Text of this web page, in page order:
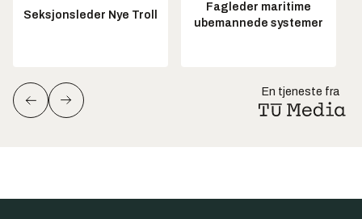
Seksjonsleder Nye Troll
Fagleder maritime
ubemannede systemer
En tjeneste fra